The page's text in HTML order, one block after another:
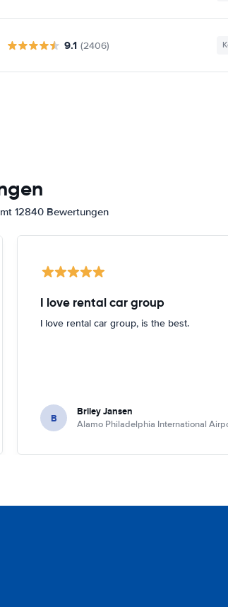
9.1 (2406)
12840 Bewertungen
I love rental car group
I love rental car group, is the best.
B Briley Jansen
Alamo Philadelphia International